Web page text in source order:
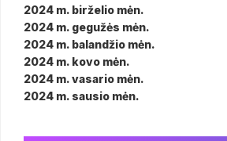
2024 m. birželio mėn.
2024 m. gegužės mėn.
2024 m. balandžio mėn.
2024 m. kovo mėn.
2024 m. vasario mėn.
2024 m. sausio mėn.